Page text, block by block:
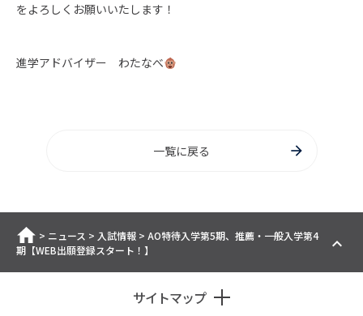
をよろしくお願いいたします！
進学アドバイザー わたなべ
一覧に戻る
ホーム
> ニュース > 入試情報 > AO特待入学第5期、推薦・一般入学第4
期【WEB出願登録スタート！】
サイトマップ